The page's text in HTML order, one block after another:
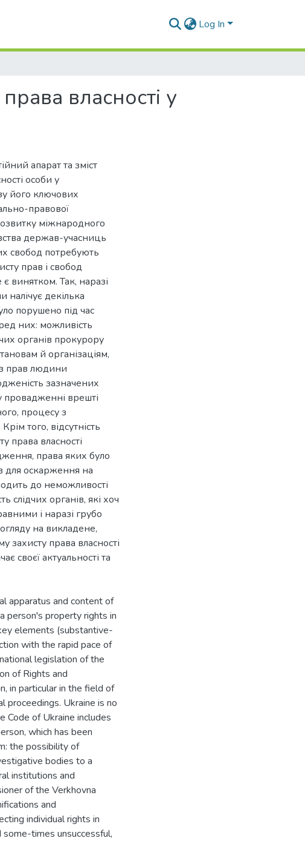
Log In
власності у
апарат та зміст
особи у
його ключових
правової
міжнародного
держав-учасниць
свобод потребують
прав і свобод
винятком. Так, наразі
декілька
порушено під час
них: можливість
органів прокурору
й організаціям,
прав людини
зазначених
провадженні врешті
процесу з
того, відсутність
права власності
права яких було
для оскарження на
до неможливості
слідчих органів, які хоч
і наразі грубо
на викладене,
захисту права власності
своєї актуальності та
apparatus and content of
person's property rights in
elements (substantive-
with the rapid pace of
legislation of the
of Rights and
in particular in the field of
proceedings. Ukraine is no
Code of Ukraine includes
which has been
the possibility of
bodies to a
institutions and
of the Verkhovna
and
individual rights in
times unsuccessful,